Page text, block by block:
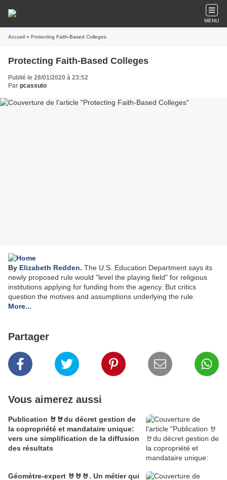
MENU
Accueil » Protecting Faith-Based Colleges
Protecting Faith-Based Colleges
Publié le 28/01/2020 à 23:52
Par pcassuto
By Elizabeth Redden. The U.S. Education Department says its
newly proposed rule would "level the playing field" for religious
institutions applying for funding from the agency. But critics
question the motives and assumptions underlying the rule.
More...
Partager
Vous aimerez aussi
Publication 🤘🤘du décret gestion de
la copropriété et mandataire unique:
vers une simplification de la diffusion
des résultats
Géomètre-expert 🤘🤘🤘. Un métier qui